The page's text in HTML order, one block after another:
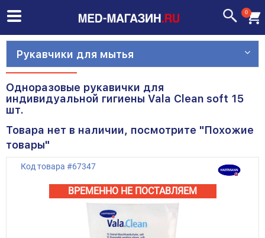
0
Рукавчики для мытья
Одноразовые рукавички для
индивидуальной гигиены Vala Clean soft 15
шт.
Товара нет в наличии, посмотрите "Похожие
товары"
Код товара #67347
ВРЕМЕННО НЕ ПОСТАВЛЯЕМ